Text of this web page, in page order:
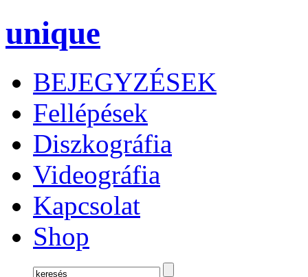
unique
BEJEGYZÉSEK
Fellépések
Diszkográfia
Videográfia
Kapcsolat
Shop